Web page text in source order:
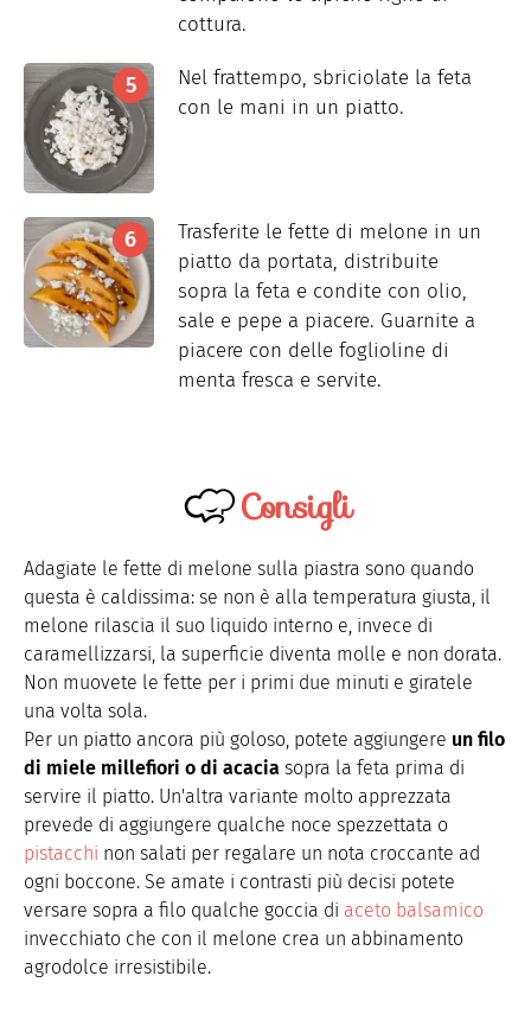
cottura.
Nel frattempo, sbriciolate la feta
con le mani in un piatto.
Trasferite le fette di melone in un
piatto da portata, distribuite
sopra la feta e condite con olio,
sale e pepe a piacere. Guarnite a
piacere con delle foglioline di
menta fresca e servite.
Consigli
Adagiate le fette di melone sulla piastra sono quando
questa è caldissima: se non è alla temperatura giusta, il
melone rilascia il suo liquido interno e, invece di
caramellizzarsi, la superficie diventa molle e non dorata.
Non muovete le fette per i primi due minuti e giratele
una volta sola.
Per un piatto ancora più goloso, potete aggiungere un filo
di miele millefiori o di acacia sopra la feta prima di
servire il piatto. Un'altra variante molto apprezzata
prevede di aggiungere qualche noce spezzettata o
pistacchi non salati per regalare un nota croccante ad
ogni boccone. Se amate i contrasti più decisi potete
versare sopra a filo qualche goccia di aceto balsamico
invecchiato che con il melone crea un abbinamento
agrodolce irresistibile.